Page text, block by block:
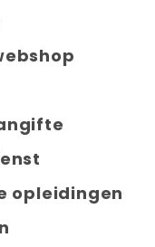
opleidingen